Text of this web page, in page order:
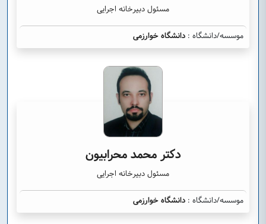
مسئول دبیرخانه اجرایی
موسسه/دانشگاه : دانشگاه خوارزمی
دکتر محمد محرابیون
مسئول دبیرخانه اجرایی
موسسه/دانشگاه : دانشگاه خوارزمی